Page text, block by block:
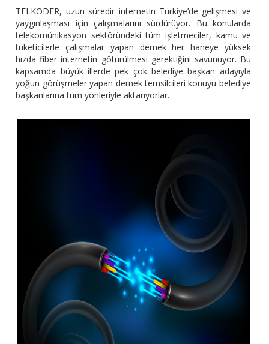
TELKODER, uzun süredir internetin Türkiye’de gelişmesi ve
yaygınlaşması için çalışmalarını sürdürüyor. Bu konularda
telekomünikasyon sektöründeki tüm işletmeciler, kamu ve
tüketicilerle çalışmalar yapan dernek her haneye yüksek
hızda fiber internetin götürülmesi gerektiğini savunuyor. Bu
kapsamda büyük illerde pek çok belediye başkan adayıyla
yoğun görüşmeler yapan dernek temsilcileri konuyu belediye
başkanlarına tüm yönleriyle aktarıyorlar.